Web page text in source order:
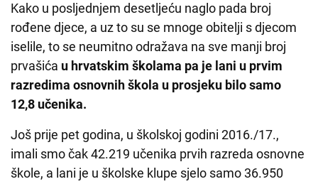
Kako u posljednjem desetljeću naglo pada broj
rođene djece, a uz to su se mnoge obitelji s djecom
iselile, to se neumitno odražava na sve manji broj
prvašića u hrvatskim školama pa je lani u prvim
razredima osnovnih škola u prosjeku bilo samo
12,8 učenika.
Još prije pet godina, u školskoj godini 2016./17.,
imali smo čak 42.219 učenika prvih razreda osnovne
škole, a lani je u školske klupe sjelo samo 36.950